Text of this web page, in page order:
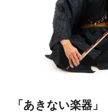
「あきない楽器